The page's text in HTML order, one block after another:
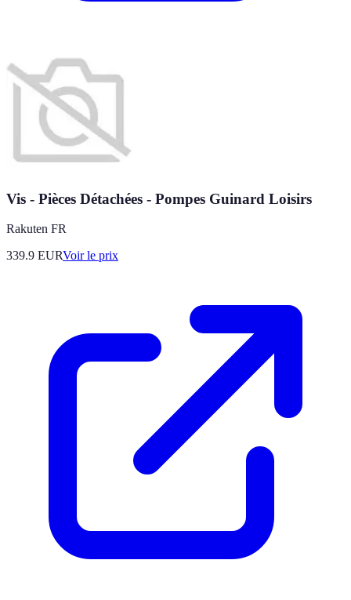
Vis - Pièces Détachées - Pompes Guinard Loisirs
Rakuten FR
339.9 EURVoir le prix